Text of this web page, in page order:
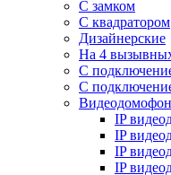
С замком
C квадратором
Дизайнерские
На 4
С
С
IP
IP
IP
IP